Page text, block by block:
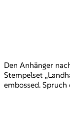
Den Anhänger
Stempelset
embossed. Spruch